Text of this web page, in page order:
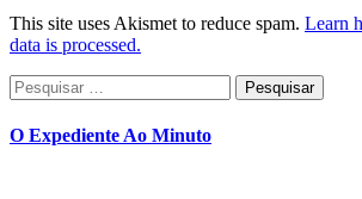
This site uses Akismet to reduce spam. Learn
data is processed.
Pesquisar
por:
O Expediente Ao Minuto